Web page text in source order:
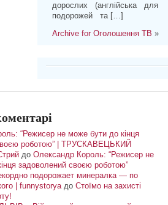
дорослих (англійська для
подорожей та […]
Archive for Оголошення ТВ »
“Режисер не може бути до кінця
роботою” | ТРУСКАВЕЦЬКИЙ
до Олександр Король: “Режисер не
задоволений своєю роботою”
подорожает минералка — по
| funnystoryaдо Стоїмо на захисті